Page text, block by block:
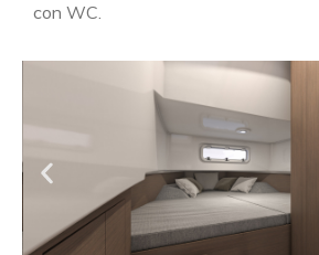
con WC.